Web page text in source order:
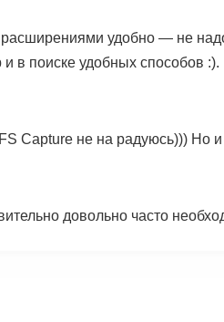
удобно — не
в поиске удобных способов :).
Capture не на радуюсь))) Но и
довольно часто